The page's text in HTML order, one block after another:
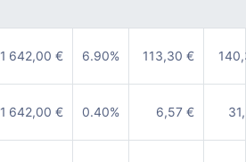
1 642,00 € 6.90% 113,30 €
1 642,00 € 0.40% 6,57 €